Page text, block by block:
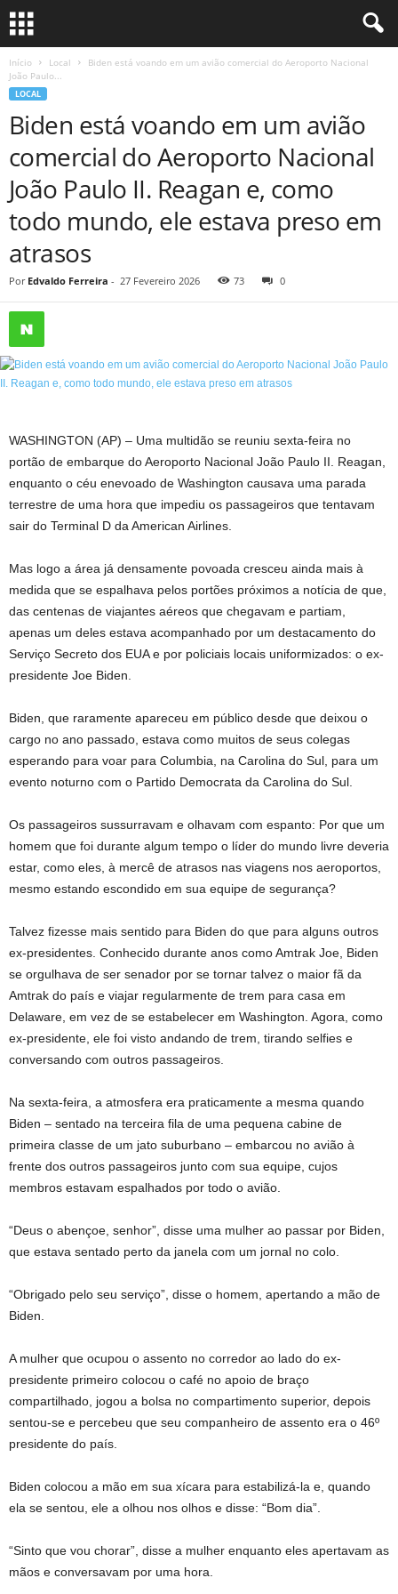
Início Local
Biden está voando em um avião comercial do Aeroporto Nacional
João Paulo...
LOCAL
Biden está voando em um avião
comercial do Aeroporto Nacional
João Paulo II. Reagan e, como
todo mundo, ele estava preso em
atrasos
Por Edvaldo Ferreira - 27 Fevereiro 2026 73 0
WASHINGTON (AP) – Uma multidão se reuniu sexta-feira no
portão de embarque do Aeroporto Nacional João Paulo II. Reagan,
enquanto o céu enevoado de Washington causava uma parada
terrestre de uma hora que impediu os passageiros que tentavam
sair do Terminal D da American Airlines.
Mas logo a área já densamente povoada cresceu ainda mais à
medida que se espalhava pelos portões próximos a notícia de que,
das centenas de viajantes aéreos que chegavam e partiam,
apenas um deles estava acompanhado por um destacamento do
Serviço Secreto dos EUA e por policiais locais uniformizados: o ex-
presidente Joe Biden.
Biden, que raramente apareceu em público desde que deixou o
cargo no ano passado, estava como muitos de seus colegas
esperando para voar para Columbia, na Carolina do Sul, para um
evento noturno com o Partido Democrata da Carolina do Sul.
Os passageiros sussurravam e olhavam com espanto: Por que um
homem que foi durante algum tempo o líder do mundo livre deveria
estar, como eles, à mercê de atrasos nas viagens nos aeroportos,
mesmo estando escondido em sua equipe de segurança?
Talvez fizesse mais sentido para Biden do que para alguns outros
ex-presidentes. Conhecido durante anos como Amtrak Joe, Biden
se orgulhava de ser senador por se tornar talvez o maior fã da
Amtrak do país e viajar regularmente de trem para casa em
Delaware, em vez de se estabelecer em Washington. Agora, como
ex-presidente, ele foi visto andando de trem, tirando selfies e
conversando com outros passageiros.
Na sexta-feira, a atmosfera era praticamente a mesma quando
Biden – sentado na terceira fila de uma pequena cabine de
primeira classe de um jato suburbano – embarcou no avião à
frente dos outros passageiros junto com sua equipe, cujos
membros estavam espalhados por todo o avião.
“Deus o abençoe, senhor”, disse uma mulher ao passar por Biden,
que estava sentado perto da janela com um jornal no colo.
“Obrigado pelo seu serviço”, disse o homem, apertando a mão de
Biden.
A mulher que ocupou o assento no corredor ao lado do ex-
presidente primeiro colocou o café no apoio de braço
compartilhado, jogou a bolsa no compartimento superior, depois
sentou-se e percebeu que seu companheiro de assento era o 46º
presidente do país.
Biden colocou a mão em sua xícara para estabilizá-la e, quando
ela se sentou, ele a olhou nos olhos e disse: “Bom dia”.
“Sinto que vou chorar”, disse a mulher enquanto eles apertavam as
mãos e conversavam por uma hora.